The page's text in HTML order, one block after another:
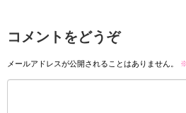
コメントをどうぞ
メールアドレスが公開されることはありません。